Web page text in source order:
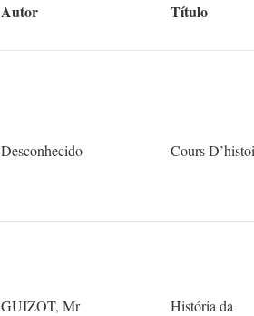
Autor Título
Desconhecido Cours
GUIZOT, Mr
História da